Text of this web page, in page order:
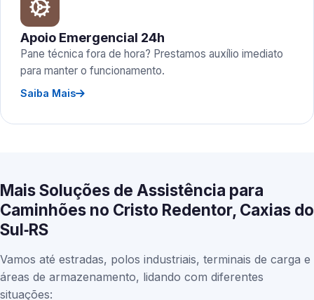
Apoio Emergencial 24h
Pane técnica fora de hora? Prestamos auxílio imediato
para manter o funcionamento.
Saiba Mais
Mais Soluções de Assistência para
Caminhões no Cristo Redentor, Caxias do
Sul‑RS
Vamos até estradas, polos industriais, terminais de carga e
áreas de armazenamento, lidando com diferentes
situações: